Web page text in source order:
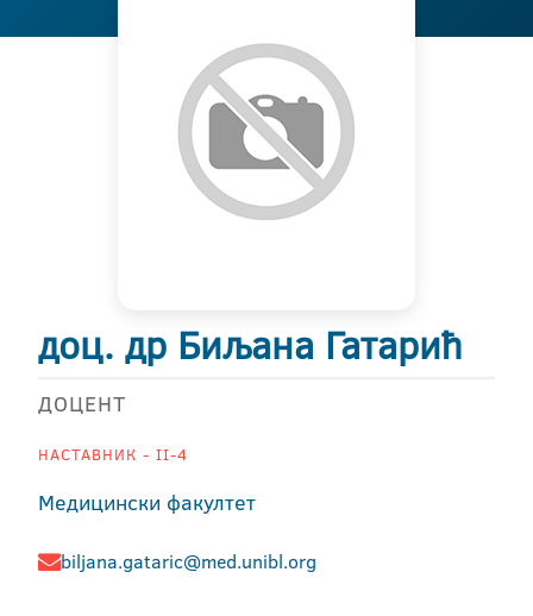
доц. др Биљана Гатарић
ДОЦЕНТ
НАСТАВНИК - II-4
Медицински факултет
biljana.gataric@med.unibl.org